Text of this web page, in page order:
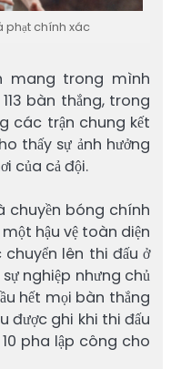
phạt chính xác
mang trong mình
bàn thắng, trong
các trận chung kết
thấy sự ảnh hưởng
của cả đội.
chuyền bóng chính
hậu vệ toàn diện
lên thi đấu ở
nghiệp nhưng chủ
hết mọi bàn thắng
được ghi khi thi đấu
pha lập công cho